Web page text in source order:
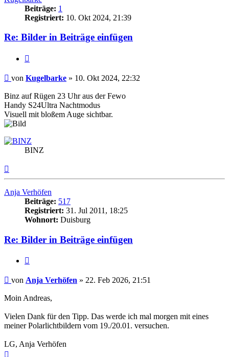
Beiträge: 1
Registriert: 10. Okt 2024, 21:39
Re: Bilder in Beiträge einfügen
Beitrag
von Kugelbarke » 10. Okt 2024, 22:32
Binz auf Rügen 23 Uhr aus der Fewo
Handy S24Ultra Nachtmodus
Visuell mit bloßem Auge sichtbar.
BINZ
Anja Verhöfen
Beiträge: 517
Registriert: 31. Jul 2011, 18:25
Wohnort: Duisburg
Re: Bilder in Beiträge einfügen
Beitrag
von Anja Verhöfen » 22. Feb 2026, 21:51
Moin Andreas,
Vielen Dank für den Tipp. Das werde ich mal morgen mit eines
meiner Polarlichtbildern vom 19./20.01. versuchen.
LG, Anja Verhöfen